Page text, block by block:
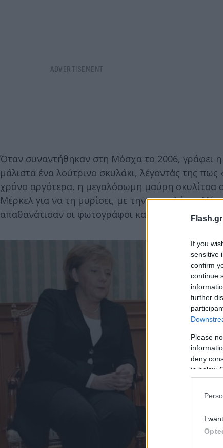
If you
sensitive
confirm
continue
further
Please
deny
in below
I
Όταν συναντήθηκαν στη Μόσχα το 2006, γράφει
μάλιστα ένα λούτρινο σκυλάκι, λέγοντάς της
χρόνο αργότερα, η μεγαλόσωμη μαύρη σκυλίτσα
Μέρκελ για να τη μυρίσει, με την καγκελάριο
απαθανάτισαν οι φωτογράφοι και τα τηλεοπτικά